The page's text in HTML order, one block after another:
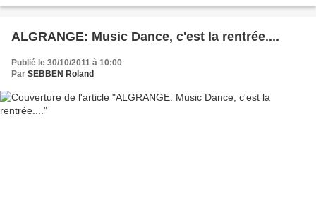
ALGRANGE: Music Dance, c'est la rentrée....
Publié le 30/10/2011 à 10:00
Par SEBBEN Roland